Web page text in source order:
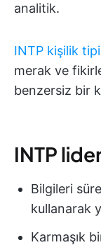
analitik.
INTP kişilik tipi
merak ve
benzersiz bir
INTP
Bilgileri
kullanarak
Karmaşık